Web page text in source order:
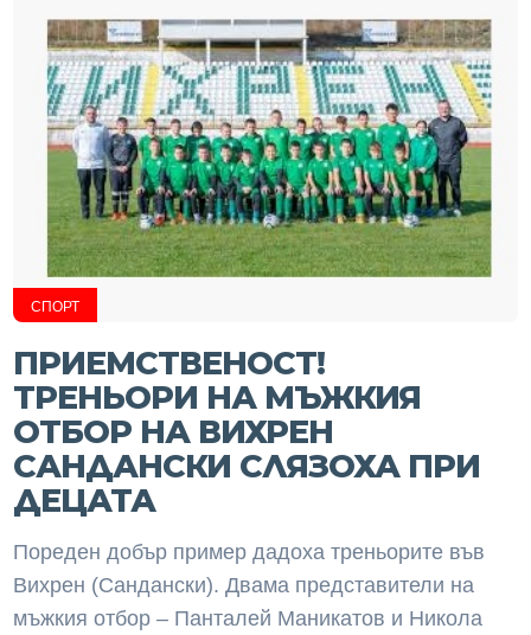
СПОРТ
ПРИЕМСТВЕНОСТ!
ТРЕНЬОРИ НА МЪЖКИЯ
ОТБОР НА ВИХРЕН
САНДАНСКИ СЛЯЗОХА ПРИ
ДЕЦАТА
Пореден добър пример дадоха треньорите във
Вихрен (Сандански). Двама представители на
мъжкия отбор – Панталей Маникатов и Никола